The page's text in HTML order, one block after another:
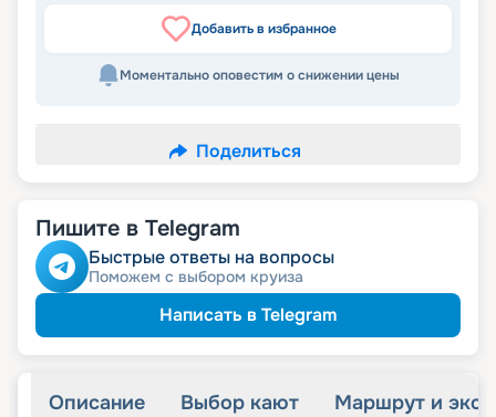
Добавить в избранное
Моментально оповестим о снижении цены
Поделиться
Пишите в Telegram
Быстрые ответы на вопросы
Поможем с выбором круиза
Написать в Telegram
Описание Выбор кают Маршрут и